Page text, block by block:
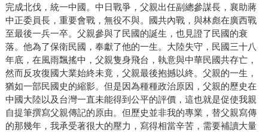
完成北伐，統一中國。中日戰爭，父親出任副總參謀長，襄助蔣
中正委員長，重要會戰，無役不與。國共內戰，與林彪在廣西戰
至最後一兵一卒。父親參與了民國的誕生，也見證了民國的衰
落。他為了保衛民國，奉獻了他的一生。大陸失守，民國三十八
年底，在風雨飄搖中，父親隻身飛台，執意與中華民國共存亡，
然而反攻復國大業始終未竟，父親最後抱撼以終。父親的一生，
猶如一部民國史的縮影。但是因為種種政治原因，父親的歷史在
中國大陸以及台灣一直未能得到公平的評價，這也就是促使我親
自提筆撰寫父親傳記的原由。但歷史並非我的專業，替父親寫傳
的那幾年，我承受著很大的壓力，寫得相當辛苦，需要補讀大量